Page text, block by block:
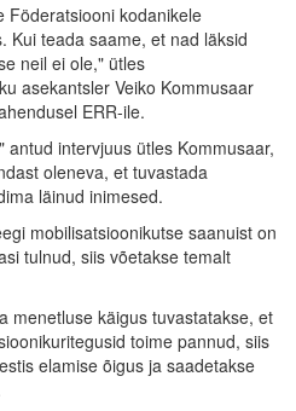
Föderatsiooni kodanikele
Kui teada saame, et nad läksid
neil ei ole," ütles
asekantsler Veiko Kommusaar
ERR-ile.
intervjuus ütles Kommusaar,
oleneva, et tuvastada
läinud inimesed.
mobilisatsioonikutse saanuist on
tulnud, siis võetakse temalt
menetluse käigus tuvastatakse, et
toime pannud, siis
elamise õigus ja saadetakse